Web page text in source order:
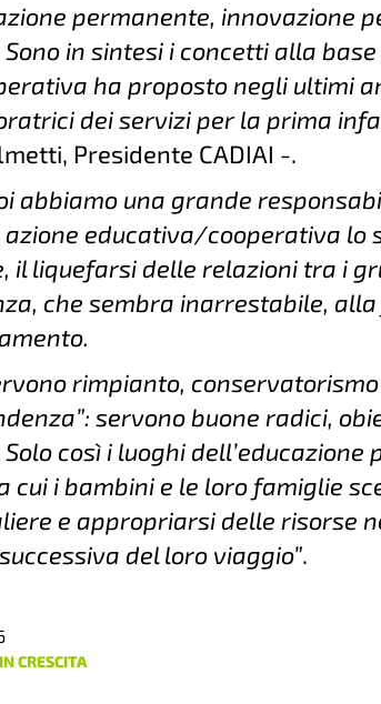
permanente, innovazione
in sintesi i concetti alla
ha proposto negli ultimi
dei servizi per la prima
Presidente CADIAI -.
abbiamo una grande
educativa/cooperativa lo
il liquefarsi delle relazioni tra i
che sembra inarrestabile,
rimpianto,
servono buone radici,
Solo così i luoghi
cui i bambini e le loro famiglie
e appropriarsi delle risorse
del loro viaggio”.
CRESCITA